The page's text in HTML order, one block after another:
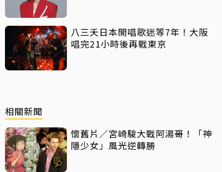
八三夭日本開唱歌迷等7年！大阪
唱完21小時後再戰東京
相關新聞
懷舊片／宮崎駿大戰阿湯哥！「神
隱少女」風光逆轉勝